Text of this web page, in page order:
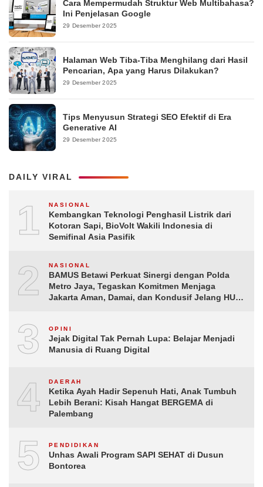
Cara Mempermudah Struktur Web Multibahasa?
Ini Penjelasan Google
29 Desember 2025
Halaman Web Tiba-Tiba Menghilang dari Hasil
Pencarian, Apa yang Harus Dilakukan?
29 Desember 2025
Tips Menyusun Strategi SEO Efektif di Era
Generative AI
29 Desember 2025
DAILY VIRAL
1 NASIONAL
Kembangkan Teknologi Penghasil Listrik dari
Kotoran Sapi, BioVolt Wakili Indonesia di
Semifinal Asia Pasifik
2 NASIONAL
BAMUS Betawi Perkuat Sinergi dengan Polda
Metro Jaya, Tegaskan Komitmen Menjaga
Jakarta Aman, Damai, dan Kondusif Jelang HUT
3 OPINI
Jejak Digital Tak Pernah Lupa: Belajar Menjadi
Manusia di Ruang Digital
4 DAERAH
Ketika Ayah Hadir Sepenuh Hati, Anak Tumbuh
Lebih Berani: Kisah Hangat BERGEMA di
Palembang
5 PENDIDIKAN
Unhas Awali Program SAPI SEHAT di Dusun
Bontorea